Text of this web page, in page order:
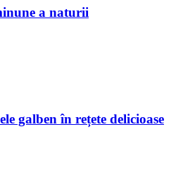
a naturii
galben în rețete delicioase